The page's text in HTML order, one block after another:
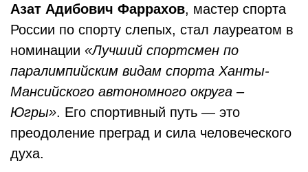
Азат Адибович Фаррахов, мастер спорта
России по спорту слепых, стал лауреатом в
номинации «Лучший спортсмен по
паралимпийским видам спорта Ханты-
Мансийского автономного округа –
Югры». Его спортивный путь — это
преодоление преград и сила человеческого
духа.